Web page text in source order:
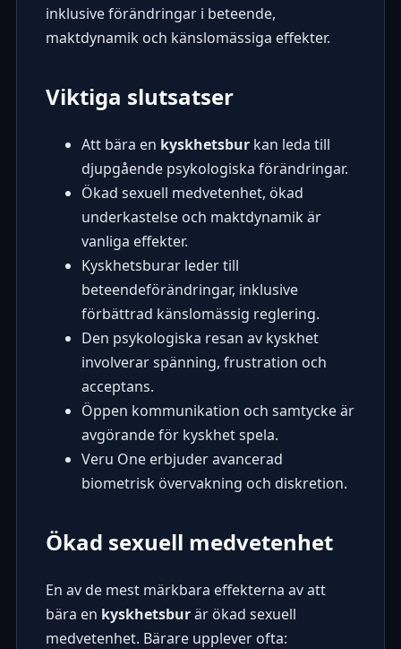
inklusive förändringar i beteende,
maktdynamik och känslomässiga effekter.
Viktiga slutsatser
Att bära en kyskhetsburkan leda till
djupgående psykologiska förändringar.
Ökad sexuell medvetenhet, ökad
underkastelse och maktdynamik är
vanliga effekter.
Kyskhetsburar leder till
beteendeförändringar, inklusive
förbättrad känslomässig reglering.
Den psykologiska resan av kyskhet
involverar spänning, frustration och
acceptans.
Öppen kommunikation och samtycke är
avgörande för kyskhet spela.
Veru Oneerbjuder avancerad
biometrisk övervakning och diskretion.
Ökad sexuell medvetenhet
En av de mest märkbara effekterna av att
bära en kyskhetsburär ökad sexuell
medvetenhet. Bärare upplever ofta: